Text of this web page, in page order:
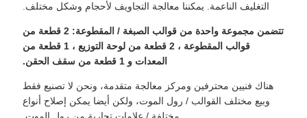
التغليف الناعمة. يمكننا معالجة التجاويف لأحجام وشكل مختلف.
تتضمن مجموعة واحدة من قوالب الصبغة / المقطوعة: 2 قطعة من
قوالب المقطوعة ، 2 قطعة من لوحة التوزيع ، 1 قطعة من
المعدات و 1 قطعة من سقف الحقن.
هناك فنيين محترفين ومركز معالجة متقدمة، ونحن لا تصنيع فقط
وبيع مختلف القوالب / رول الموت، ولكن أيضا يمكن إصلاح أنواع